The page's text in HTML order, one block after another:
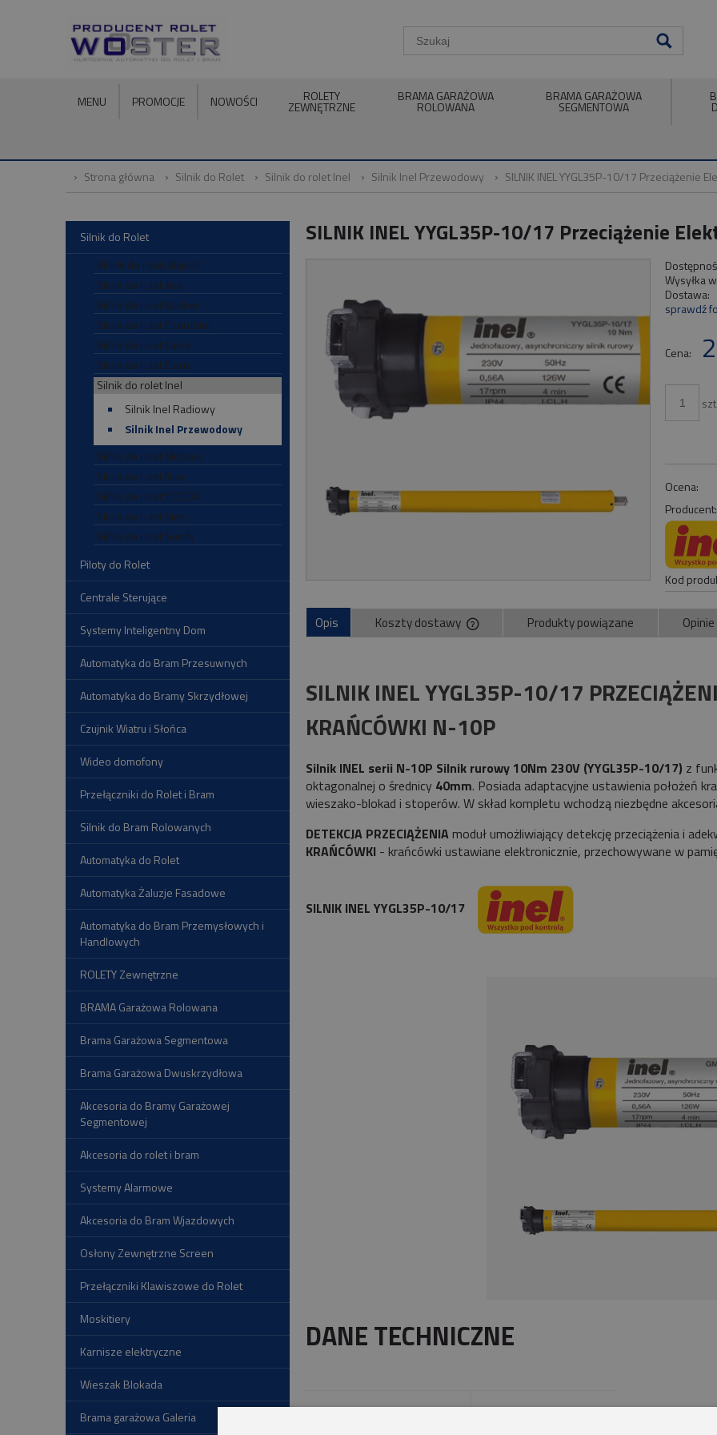
MENU PROMOCJE NOWOŚCI ROLETY
ZEWNĘTRZNE
BRAMA GARAŻOWA
ROLOWANA
BRAMA GARAŻOWA
SEGMENTOWA
Strona główna Silnik do Rolet Silnik do rolet Inel Silnik Inel Przewodowy SILNIK INEL YYGL35P-10/17 Przeciążenie
Silnik do Rolet
SIilnik do rolet Aluprof
Silnik do rolet Asa
Silnik do rolet Becker
Silnik do rolet Cherubini
Silnik do rolet Came
Silnik do rolet Elero
Silnik do rolet Inel
Silnik Inel Radiowy
Silnik Inel Przewodowy
Silnik do rolet Mobilus
Silnik do rolet Nice
Silnik do rolet YOODA
Silnik do rolet Simu
Silnik do rolet Somfy
Piloty do Rolet
Centrale Sterujące
Systemy Inteligentny Dom
Automatyka do Bram Przesuwnych
Automatyka do Bramy Skrzydłowej
Czujnik Wiatru i Słońca
Wideo domofony
Przełączniki do Rolet i Bram
Silnik do Bram Rolowanych
Automatyka do Rolet
Automatyka Żaluzje Fasadowe
Automatyka do Bram Przemysłowych i
Handlowych
ROLETY Zewnętrzne
BRAMA Garażowa Rolowana
Brama Garażowa Segmentowa
Brama Garażowa Dwuskrzydłowa
Akcesoria do Bramy Garażowej
Segmentowej
Akcesoria do rolet i bram
Systemy Alarmowe
Akcesoria do Bram Wjazdowych
Osłony Zewnętrzne Screen
Przełączniki Klawiszowe do Rolet
Moskitiery
Karnisze elektryczne
Wieszak Blokada
Brama garażowa Galeria
SILNIK INEL YYGL35P-10/17 Przeciążenie
Wysyłka
Dostawa:
sprawdź
Cena:
Ocena:
Producent:
Kod
Opis Koszty dostawy Produkty powiązane
SILNIK INEL YYGL35P-10/17
KRAŃCÓWKI N-10P
Silnik INEL serii N-10P Silnik rurowy 10Nm 230V (YYGL35P-10/17) z
oktagonalnej o średnicy 40mm. Posiada adaptacyjne ustawienia położeń
wieszako-blokad i stoperów. W skład kompletu wchodzą niezbędne
DETEKCJA PRZECIĄŻENIA moduł umożliwiający detekcję przeciążenia i
KRAŃCÓWKI - krańcówki ustawiane elektronicznie, przechowywane w
SILNIK INEL YYGL35P-10/17
DANE TECHNICZNE